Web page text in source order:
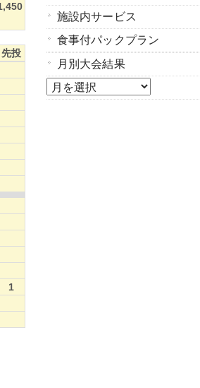
先投
1
施設内サービス
食事付パックプラン
月別大会結果
月